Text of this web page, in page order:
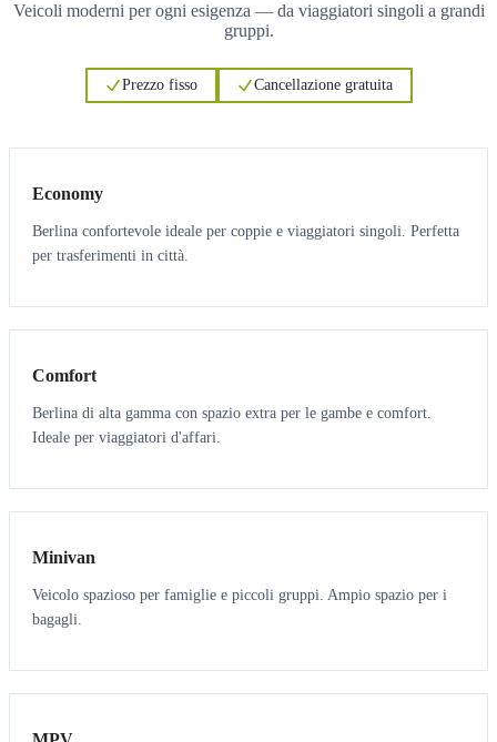
Veicoli moderni per ogni esigenza — da viaggiatori singoli a grandi
gruppi.
Prezzo fisso Cancellazione gratuita
Economy
Berlina confortevole ideale per coppie e viaggiatori singoli. Perfetta
per trasferimenti in città.
3 3
Comfort
Berlina di alta gamma con spazio extra per le gambe e comfort.
Ideale per viaggiatori d'affari.
6 5
Minivan
Veicolo spazioso per famiglie e piccoli gruppi. Ampio spazio per i
bagagli.
7 7